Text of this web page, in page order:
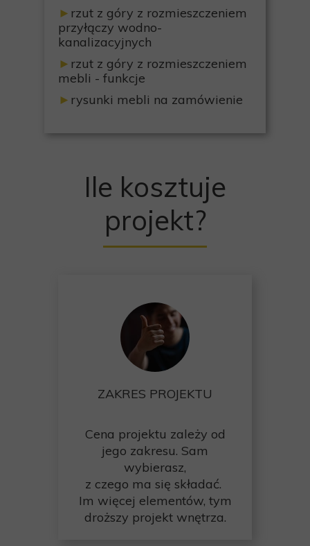
► rzut z góry z rozmieszczeniem
przyłączy wodno-
kanalizacyjnych
► rzut z góry z rozmieszczeniem
mebli - funkcje
► rysunki mebli na zamówienie
Ile kosztuje
projekt?
ZAKRES PROJEKTU
Cena projektu zależy od
jego zakresu. Sam
wybierasz,
z czego ma się składać.
Im więcej elementów, tym
droższy projekt wnętrza.